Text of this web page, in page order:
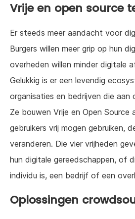
Vrije en open source
Er steeds meer aandacht voor
Burgers willen meer grip op hun
overheden willen minder digitale
Gelukkig is er een levendig
organisaties en bedrijven die aan
Ze bouwen Vrije en Open Source
gebruikers vrij mogen gebruiken,
veranderen. Die vier vrijheden
hun digitale gereedschappen, of
individu is, een bedrijf of een
Oplossingen